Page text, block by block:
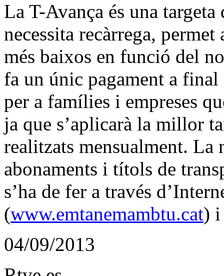
La T-Avança és una
necessita recàrrega,
més baixos en funció del
fa un únic pagament a
per a famílies i empreses
ja que s’aplicarà la millor
realitzats mensualment. La
abonaments i títols de
s’ha de fer a través
(www.emtanemambtu.cat) i
04/09/2013